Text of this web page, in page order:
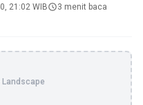
21:02 WIB
3 menit baca